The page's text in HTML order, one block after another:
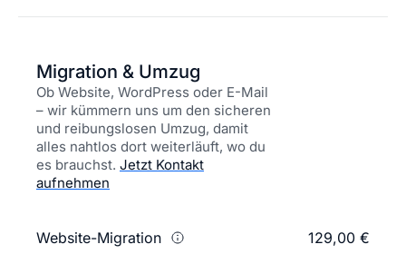
Migration & Umzug
Ob Website, WordPress oder E-Mail
– wir kümmern uns um den sicheren
und reibungslosen Umzug, damit
alles nahtlos dort weiterläuft, wo du
es brauchst. Jetzt Kontakt
aufnehmen
Website-Migration 129,00 €